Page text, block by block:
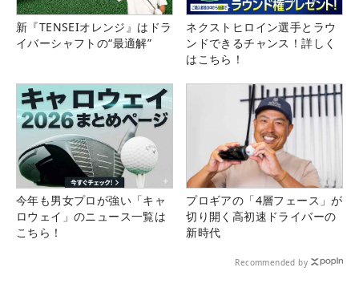
新『TENSEIオレンジ』はドラ
イバーシャフトの“最適解”
ネクストヒロイン選手とラウ
ンドできるチャンス！詳しく
はこちら！
今年も男女プロが強い「キャ
ロウェイ」のニュース一覧は
こちら！
プロギアの「4層フェース」が
切り開く高初速ドライバーの
新時代
Recommended by